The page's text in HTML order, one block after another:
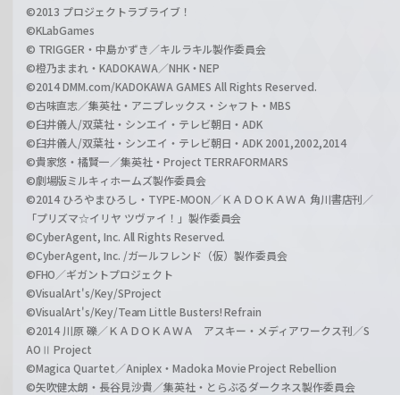
©2013 プロジェクトラブライブ！
©KLabGames
© TRIGGER・中島かずき／キルラキル製作委員会
©橙乃ままれ・KADOKAWA／NHK・NEP
©2014 DMM.com/KADOKAWA GAMES All Rights Reserved.
©古味直志／集英社・アニプレックス・シャフト・MBS
©臼井儀人/双葉社・シンエイ・テレビ朝日・ADK
©臼井儀人/双葉社・シンエイ・テレビ朝日・ADK 2001,2002,2014
©貴家悠・橘賢一／集英社・Project TERRAFORMARS
©劇場版ミルキィホームズ製作委員会
©2014 ひろやまひろし・TYPE-MOON／ＫＡＤＯＫＡＷＡ 角川書店刊／
「プリズマ☆イリヤ ツヴァイ！」製作委員会
©CyberAgent, Inc. All Rights Reserved.
©CyberAgent, Inc. /ガールフレンド（仮）製作委員会
©FHO／ギガントプロジェクト
©VisualArt's/Key/SProject
©VisualArt's/Key/Team Little Busters! Refrain
©2014 川原 礫／ＫＡＤＯＫＡＷＡ アスキー・メディアワークス刊／S
AOⅡ Project
©Magica Quartet／Aniplex・Madoka Movie Project Rebellion
©矢吹健太朗・長谷見沙貴／集英社・とらぶるダークネス製作委員会